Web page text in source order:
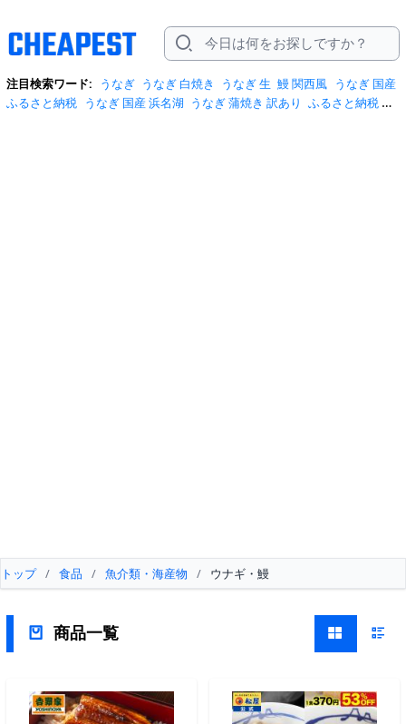
注目検索ワード: うなぎ うなぎ 白焼き うなぎ 生 鰻 関西風 うなぎ 国産
ふるさと納税 うなぎ 国産 浜名湖 うなぎ 蒲焼き 訳あり ふるさと納税 う
トップ / 食品 / 魚介類・海産物 / ウナギ・鰻
商品一覧